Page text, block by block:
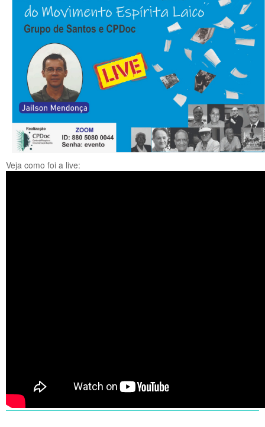
Veja como foi a live: